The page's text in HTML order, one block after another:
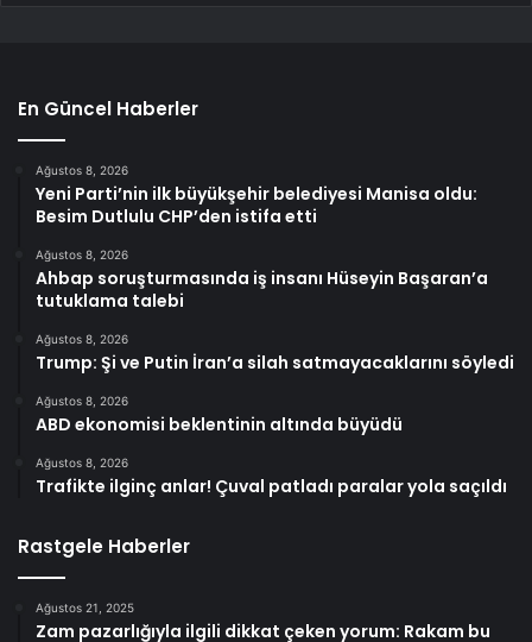
En Güncel Haberler
Ağustos 8, 2026
Yeni Parti’nin ilk büyükşehir belediyesi Manisa oldu:
Besim Dutlulu CHP’den istifa etti
Ağustos 8, 2026
Ahbap soruşturmasında iş insanı Hüseyin Başaran’a
tutuklama talebi
Ağustos 8, 2026
Trump: Şi ve Putin İran’a silah satmayacaklarını söyledi
Ağustos 8, 2026
ABD ekonomisi beklentinin altında büyüdü
Ağustos 8, 2026
Trafikte ilginç anlar! Çuval patladı paralar yola saçıldı
Rastgele Haberler
Ağustos 21, 2025
Zam pazarlığıyla ilgili dikkat çeken yorum: Rakam bu